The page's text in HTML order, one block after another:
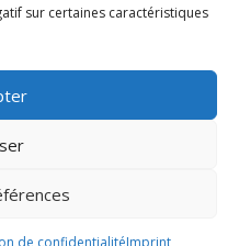
sur certaines caractéristiques
de confidentialitéImprint
Tarifs
Client